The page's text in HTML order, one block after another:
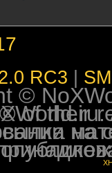
RC3
©
© 2009-2026 NoXWorld.ru. All
использовании
на форуме